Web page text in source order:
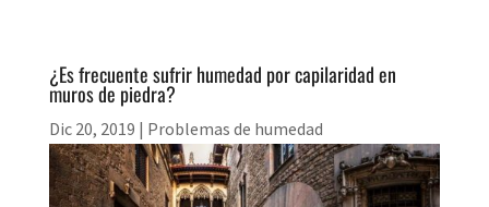
¿Es frecuente sufrir humedad por capilaridad en
muros de piedra?
Dic 20, 2019 | Problemas de humedad